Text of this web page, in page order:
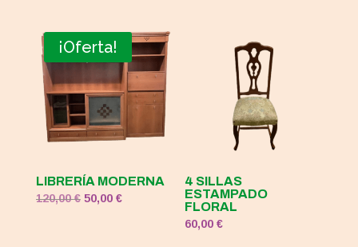
era:
120,00 €.
es:
50,00 €.
¡Oferta!
LIBRERÍA MODERNA
120,00€ El
50,00 €El
4 SILLAS
ESTAMPADO
FLORAL
60,00€